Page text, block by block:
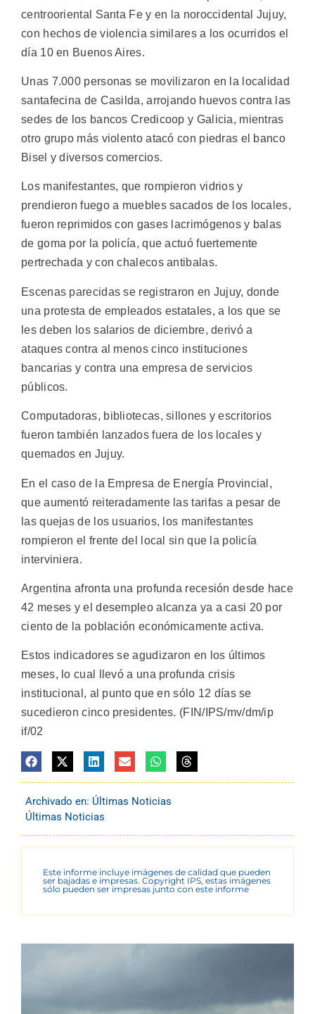
centrooriental Santa Fe y en la noroccidental Jujuy,
con hechos de violencia similares a los ocurridos el
día 10 en Buenos Aires.
Unas 7.000 personas se movilizaron en la localidad
santafecina de Casilda, arrojando huevos contra las
sedes de los bancos Credicoop y Galicia, mientras
otro grupo más violento atacó con piedras el banco
Bisel y diversos comercios.
Los manifestantes, que rompieron vidrios y
prendieron fuego a muebles sacados de los locales,
fueron reprimidos con gases lacrimógenos y balas
de goma por la policía, que actuó fuertemente
pertrechada y con chalecos antibalas.
Escenas parecidas se registraron en Jujuy, donde
una protesta de empleados estatales, a los que se
les deben los salarios de diciembre, derivó a
ataques contra al menos cinco instituciones
bancarias y contra una empresa de servicios
públicos.
Computadoras, bibliotecas, sillones y escritorios
fueron también lanzados fuera de los locales y
quemados en Jujuy.
En el caso de la Empresa de Energía Provincial,
que aumentó reiteradamente las tarifas a pesar de
las quejas de los usuarios, los manifestantes
rompieron el frente del local sin que la policía
interviniera.
Argentina afronta una profunda recesión desde hace
42 meses y el desempleo alcanza ya a casi 20 por
ciento de la población económicamente activa.
Estos indicadores se agudizaron en los últimos
meses, lo cual llevó a una profunda crisis
institucional, al punto que en sólo 12 días se
sucedieron cinco presidentes. (FIN/IPS/mv/dm/ip
if/02
Archivado en: Últimas Noticias
Últimas Noticias
Este informe incluye imágenes de calidad que pueden
ser bajadas e impresas. Copyright IPS, estas imágenes
sólo pueden ser impresas junto con este informe